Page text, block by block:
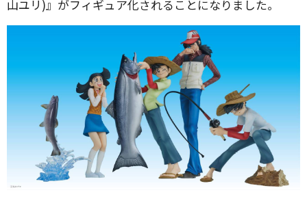
山ユリ)』がフィギュア化されることになりました。